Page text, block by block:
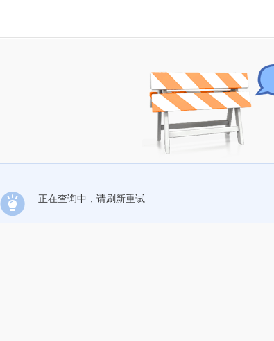
正在查询中，请刷新重试